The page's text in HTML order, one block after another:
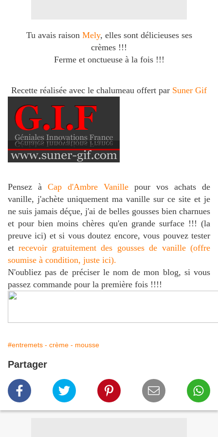
Tu avais raison Mely, elles sont délicieuses ses
crèmes !!!
Ferme et onctueuse à la fois !!!
Recette réalisée avec le chalumeau offert par Suner Gif
Pensez à Cap d'Ambre Vanille pour vos achats de
vanille, j'achète uniquement ma vanille sur ce site et je
ne suis jamais déçue, j'ai de belles gousses bien charnues
et pour bien moins chères qu'en grande surface !!! (la
preuve ici) et si vous doutez encore, vous pouvez tester
etrecevoir gratuitement des gousses de vanille (offre
soumise à condition, juste ici).
N'oubliez pas de préciser le nom de mon blog, si vous
passez commande pour la première fois !!!!
#entremets - crème - mousse
Partager